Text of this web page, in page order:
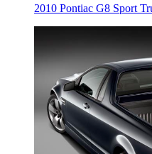
2010 Pontiac G8 Sport